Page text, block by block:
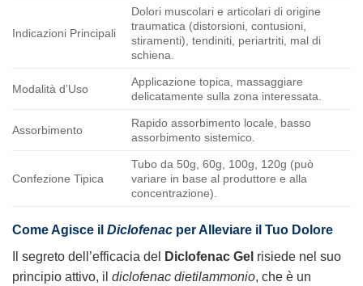
Indicazioni Principali
Dolori muscolari e articolari di origine
traumatica (distorsioni, contusioni,
stiramenti), tendiniti, periartriti, mal di
schiena.
Modalità d’Uso
Applicazione topica, massaggiare
delicatamente sulla zona interessata.
Assorbimento
Rapido assorbimento locale, basso
assorbimento sistemico.
Confezione Tipica
Tubo da 50g, 60g, 100g, 120g (può
variare in base al produttore e alla
concentrazione).
Come Agisce il Diclofenac per Alleviare il Tuo Dolore
Il segreto dell’efficacia del
Diclofenac Gel risiede nel suo
principio attivo, il diclofenac dietilammonio, che è un